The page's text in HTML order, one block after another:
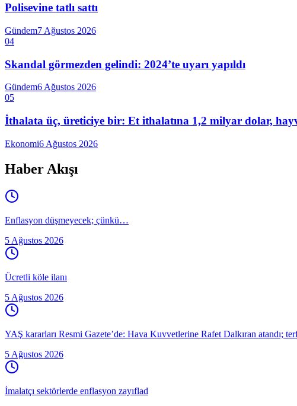
Polisevine tatlı sattı
Gündem7 Ağustos 2026
04
Skandal görmezden gelindi: 2024’te uyarı yapıldı
Gündem6 Ağustos 2026
05
İthalata üç, üreticiye bir: Et ithalatına 1,2 milyar dolar,
Ekonomi6 Ağustos 2026
Haber Akışı
Enflasyon düşmeyecek; çünkü…
5 Ağustos 2026
Ücretli köle ilanı
5 Ağustos 2026
YAŞ kararları Resmi Gazete’de: Hava Kuvvetlerine Rafet Dalkıran atandı;
5 Ağustos 2026
İmalatçı sektörlerde enflasyon zayıflad